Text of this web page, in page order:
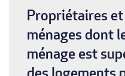
d'Ariane
Propriétaires
ménages dont
ménage est
des logements